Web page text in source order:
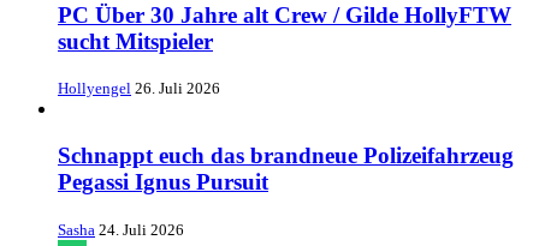
PC Über 30 Jahre alt Crew / Gilde HollyFTW
sucht Mitspieler
Hollyengel 26. Juli 2026
Schnappt euch das brandneue Polizeifahrzeug
Pegassi Ignus Pursuit
Sasha 24. Juli 2026